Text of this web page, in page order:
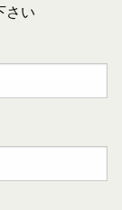
さい